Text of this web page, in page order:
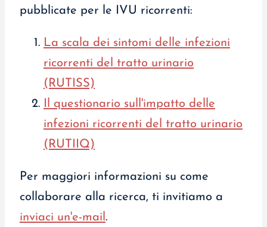
pubblicate per le IVU ricorrenti:
La scala dei sintomi delle infezioni
ricorrenti del tratto urinario
(RUTISS)
Il questionario sull'impatto delle
infezioni ricorrenti del tratto urinario
(RUTIIQ)
Per maggiori informazioni su come
collaborare alla ricerca, ti invitiamo a
inviaci un'e-mail.